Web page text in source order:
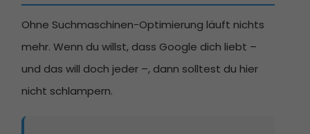
Ohne Suchmaschinen-Optimierung läuft nichts
mehr. Wenn du willst, dass Google dich liebt –
und das will doch jeder –, dann solltest du hier
nicht schlampern.